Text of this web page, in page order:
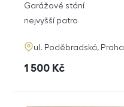
rozměry
dispozice
Garážové stání
funkce
nejvyšší patro
adresa
ul. Poděbradská, Praha
cena
1 500 Kč